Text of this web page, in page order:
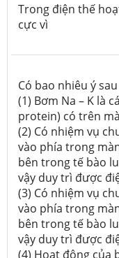
Trong điện thế
cực vì
Có bao nhiêu ý
(1) Bơm Na – K là
protein) có trên
(2) Có nhiệm vụ
vào phía trong
bên trong tế bào
vậy duy trì được
(3) Có nhiệm vụ
vào phía trong
bên trong tế bào
vậy duy trì được
(4) Hoạt động của